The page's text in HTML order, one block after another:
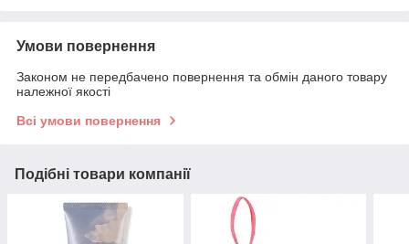
Умови повернення
Законом не передбачено повернення та обмін даного товару
належної якості
Всі умови повернення
Подібні товари компанії